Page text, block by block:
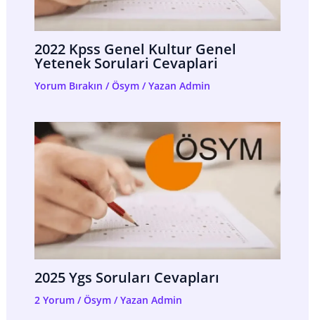
2022 Kpss Genel Kultur Genel
Yetenek Sorulari Cevaplari
Yorum Bırakın /Ösym/ Yazan Admin
2025 Ygs Soruları Cevapları
2 Yorum /Ösym/ Yazan Admin